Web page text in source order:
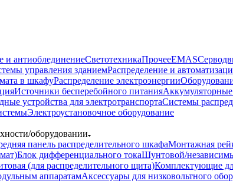
и антиоблединениеСветотехникаПрочееEMAS
управления зданиемРаспределение и
в шкафуРаспределение электроэнергии
Источники бесперебойного питанияАккумуляторные
устройства для электротранспортаСистемы
Электроустановочное оборудование
оборудовании
панель распределительного шкафаМонтажная
Блок дифференциального токаШунтовой/
(для распределительного щита)Комплектующие
аппаратамАксессуары для низковольтного